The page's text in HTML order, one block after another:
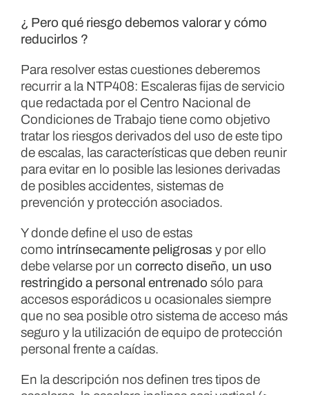
¿ Pero qué riesgo debemos valorar y cómo
reducirlos ?
Para resolver estas cuestiones deberemos
recurrir a la NTP408: Escaleras fijas de servicio
que redactada por el Centro Nacional de
Condiciones de Trabajo tiene como objetivo
tratar los riesgos derivados del uso de este tipo
de escalas, las características que deben reunir
para evitar en lo posible las lesiones derivadas
de posibles accidentes, sistemas de
prevención y protección asociados.
Y donde define el uso de estas
como intrínsecamente peligrosas y por ello
debe velarse por un correcto diseño, un uso
restringido a personal entrenado sólo para
accesos esporádicos u ocasionales siempre
que no sea posible otro sistema de acceso más
seguro y la utilización de equipo de protección
personal frente a caídas.
En la descripción nos definen tres tipos de